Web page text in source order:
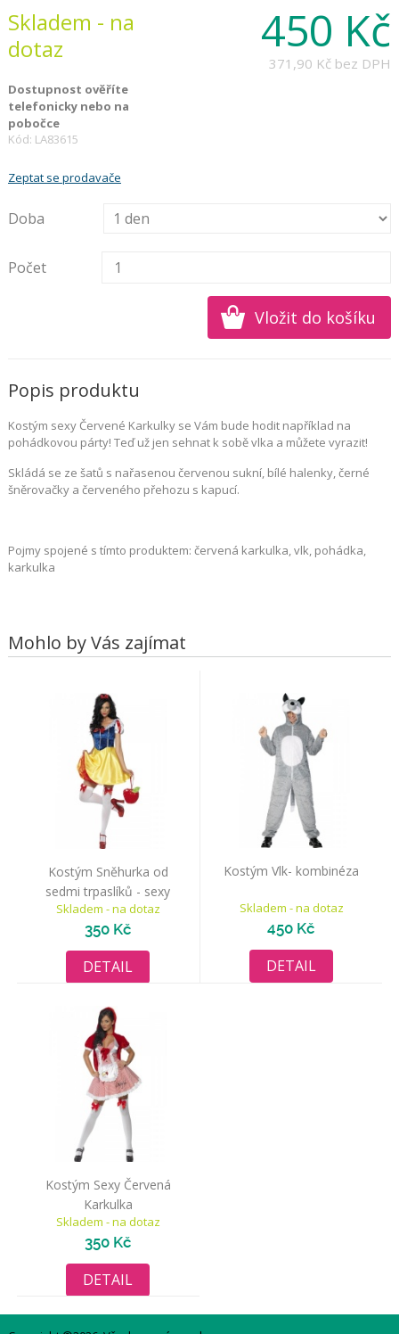
450 Kč
371,90 Kč bez DPH
Skladem - na
dotaz
Dostupnost ověříte
telefonicky nebo na
pobočce
Kód: LA83615
Zeptat se prodavače
Doba
Počet
Popis produktu
Kostým sexy Červené Karkulky se Vám bude hodit například na
pohádkovou párty! Teď už jen sehnat k sobě vlka a můžete vyrazit!
Skládá se ze šatů s nařasenou červenou sukní, bílé halenky, černé
šněrovačky a červeného přehozu s kapucí.
Pojmy spojené s tímto produktem: červená karkulka, vlk, pohádka,
karkulka
Mohlo by Vás zajímat
Kostým Sněhurka od
sedmi trpaslíků - sexy
Skladem - na dotaz
350 Kč
DETAIL
Kostým Vlk- kombinéza
Skladem - na dotaz
450 Kč
DETAIL
Kostým Sexy Červená
Karkulka
Skladem - na dotaz
350 Kč
DETAIL